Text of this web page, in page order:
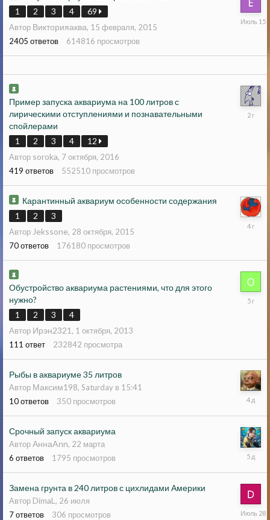
1
2 3 4 69
Автор Викторияаква, 15 февраля, 2015
2405 ответов 614816 просмотров
15
Пример запуска аквариума на 100 литров с
лирическими отступлениями и познавательными
спойлерами
1
2 3 4 12
Автор soroka, 7 октября, 2016
419 ответов 552510 просмотров
Карантинный аквариум особенности содержания
1
2 3
Автор Jekssone, 28 октября, 2015
70ответов 176180 просмотров
12
Обустройство аквариума растениями, что для этого
нужно?
1
2 3 4
Автор Ирэн2321, 1 октября, 2013
111 ответ 232842 просмотра
Рыбы в аквариуме 35 литров
Автор Максим198, Saturday в 15:41
10ответов 350 просмотров
Sunday
11:10
Срочный запуск аквариума
АвторАннаAnn, 22 марта
6 ответов 1795 просмотров
14:20
Замена грунта в 240 литров с цихлидами Америки
Автор DimaL , 26 июля
7ответов 306 просмотров
28